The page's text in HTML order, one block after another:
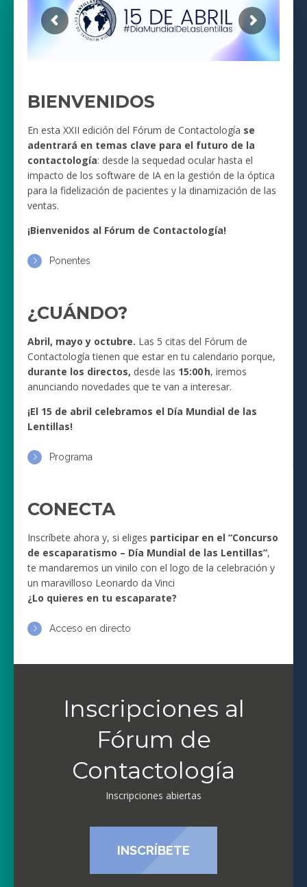
BIENVENIDOS
En esta XXII edición del Fórum de Contactología se
adentrará en temas clave para el futuro de la
contactología: desde la sequedad ocular hasta el
impacto de los software de IA en la gestión de la óptica
para la fidelización de pacientes y la dinamización de las
ventas.
¡Bienvenidos al Fórum de Contactología!
Ponentes
¿CUÁNDO?
Abril, mayo y octubre. Las 5 citas del Fórum de
Contactología tienen que estar en tu calendario porque,
durante los directos, desde las 15:00 h, iremos
anunciando novedades que te van a interesar.
¡El 15 de abril celebramos el Día Mundial de las
Lentillas!
Programa
CONECTA
Inscríbete ahora y, si eliges participar en el “Concurso
de escaparatismo – Día Mundial de las Lentillas”,
te mandaremos un vinilo con el logo de la celebración y
un maravilloso Leonardo da Vinci
¿Lo quieres en tu escaparate?
Acceso en directo
Inscripciones al
Fórum de
Contactología
Inscripciones abiertas
INSCRÍBETE